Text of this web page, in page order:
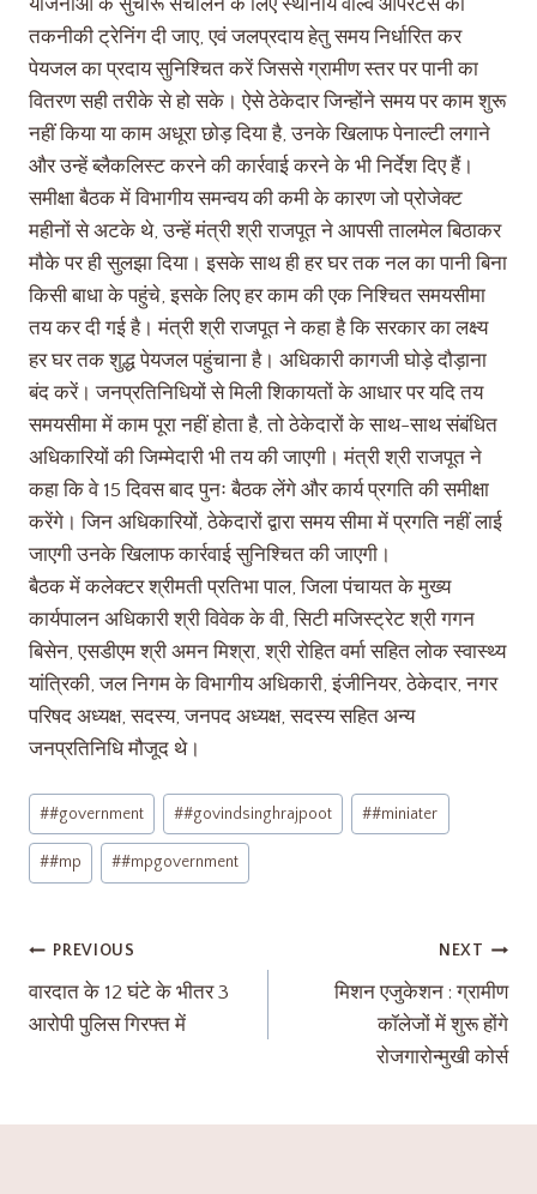
तकनीकी ट्रेनिंग दी जाए, एवं जलप्रदाय हेतु समय निर्धारित कर
पेयजल का प्रदाय सुनिश्चित करें जिससे ग्रामीण स्तर पर पानी का
वितरण सही तरीके से हो सके। ऐसे ठेकेदार जिन्होंने समय पर काम शुरू
नहीं किया या काम अधूरा छोड़ दिया है, उनके खिलाफ पेनाल्टी लगाने
और उन्हें ब्लैकलिस्ट करने की कार्रवाई करने के भी निर्देश दिए हैं।
समीक्षा बैठक में विभागीय समन्वय की कमी के कारण जो प्रोजेक्ट
महीनों से अटके थे, उन्हें मंत्री श्री राजपूत ने आपसी तालमेल बिठाकर
मौके पर ही सुलझा दिया। इसके साथ ही हर घर तक नल का पानी बिना
किसी बाधा के पहुंचे, इसके लिए हर काम की एक निश्चित समयसीमा
तय कर दी गई है। मंत्री श्री राजपूत ने कहा है कि सरकार का लक्ष्य
हर घर तक शुद्ध पेयजल पहुंचाना है। अधिकारी कागजी घोड़े दौड़ाना
बंद करें। जनप्रतिनिधियों से मिली शिकायतों के आधार पर यदि तय
समयसीमा में काम पूरा नहीं होता है, तो ठेकेदारों के साथ-साथ संबंधित
अधिकारियों की जिम्मेदारी भी तय की जाएगी। मंत्री श्री राजपूत ने
कहा कि वे 15 दिवस बाद पुनः बैठक लेंगे और कार्य प्रगति की समीक्षा
करेंगे। जिन अधिकारियों, ठेकेदारों द्वारा समय सीमा में प्रगति नहीं लाई
जाएगी उनके खिलाफ कार्रवाई सुनिश्चित की जाएगी।
बैठक में कलेक्टर श्रीमती प्रतिभा पाल, जिला पंचायत के मुख्य
कार्यपालन अधिकारी श्री विवेक के वी, सिटी मजिस्ट्रेट श्री गगन
बिसेन, एसडीएम श्री अमन मिश्रा, श्री रोहित वर्मा सहित लोक स्वास्थ्य
यांत्रिकी, जल निगम के विभागीय अधिकारी, इंजीनियर, ठेकेदार, नगर
परिषद अध्यक्ष, सदस्य, जनपद अध्यक्ष, सदस्य सहित अन्य
जनप्रतिनिधि मौजूद थे।
##government ##govindsinghrajpoot ##miniater
##mp ##mpgovernment
PREVIOUS
वारदात के 12 घंटे के भीतर 3
आरोपी पुलिस गिरफ्त में
NEXT
मिशन एजुकेशन : ग्रामीण
कॉलेजों में शुरू होंगे
रोजगारोन्मुखी कोर्स